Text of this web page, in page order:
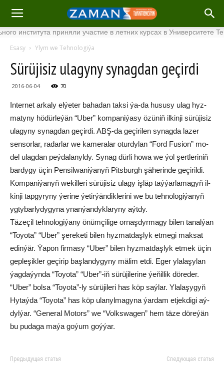
приняли участие в летних курсах в Университете
Esasy Ylym we Tehnologiýa
Sü­rü­ji­siz ula­gy­ny sy­nag­dan ge­çir­di
2016-06-04 70
In­ter­net ar­ka­ly el­ýe­ter ba­ha­dan tak­si ýa-da hu­su­sy ulag hyz­
ma­ty­ny hö­dür­le­ýän “Uber” kom­pa­ni­ýasy özü­niň il­kin­ji sü­rü­ji­siz
ula­gy­ny sy­nag­dan ge­çir­di. ABŞ-da ge­çi­ri­len sy­nag­da la­zer
sen­sor­lar, ra­dar­lar we ka­me­ra­lar otur­dy­lan “Ford Fu­si­on” mo­
del ulag­dan peý­da­la­nyl­dy. Sy­nag dür­li ho­wa we ýol şert­le­riniň
bar­dy­gy üçin Pen­sil­wa­ni­ýa­nyň Pits­burgh şä­he­rin­de ge­çi­ril­di.
Kom­pa­ni­ýa­nyň we­kil­le­ri sü­rü­ji­siz ula­gy iş­läp taý­ýar­la­ma­gyň il­
kin­ji tap­gy­ry­ny ýe­ri­ne ýe­tir­ýän­dik­le­ri­ni we bu teh­no­lo­gi­ýa­nyň
yg­ty­bar­ly­dy­gy­na ynan­ýan­dyk­la­ry­ny aýt­dy.
Tä­ze­çil teh­no­lo­gi­ýa­ny önüm­çi­li­ge or­naş­dyr­ma­gy bi­len ta­nal­ýan
“Toyo­ta” “Uber” şe­re­ke­ti bi­len hyz­mat­daş­lyk et­me­gi mak­sat
edin­ýär. Ýa­pon fir­ma­sy “Uber” bi­len hyz­mat­daş­lyk et­mek üçin
gep­le­şik­ler ge­çi­rip baş­lan­dy­gy­ny mä­lim et­di. Eger yla­la­şy­lan
ýag­da­ýyn­da “Toyo­ta” “Uber”-iň sü­rü­ji­le­ri­ne ýe­ňil­lik dö­re­der.
“Uber” bol­sa “Toyo­ta”-ly sü­rü­ji­le­ri has köp saý­lar. Yla­la­şy­gyň
Hy­taý­da “Toyo­ta” has köp ula­nyl­ma­gy­na ýar­dam et­jek­di­gi aý­
dyl­ýar. “Ge­ne­ral Mo­tors” we “Volks­wa­gen” hem tä­ze dö­re­ýän
bu pu­da­ga ma­ýa go­ýum goý­ýar.
Предыдущая статья Следующая статья